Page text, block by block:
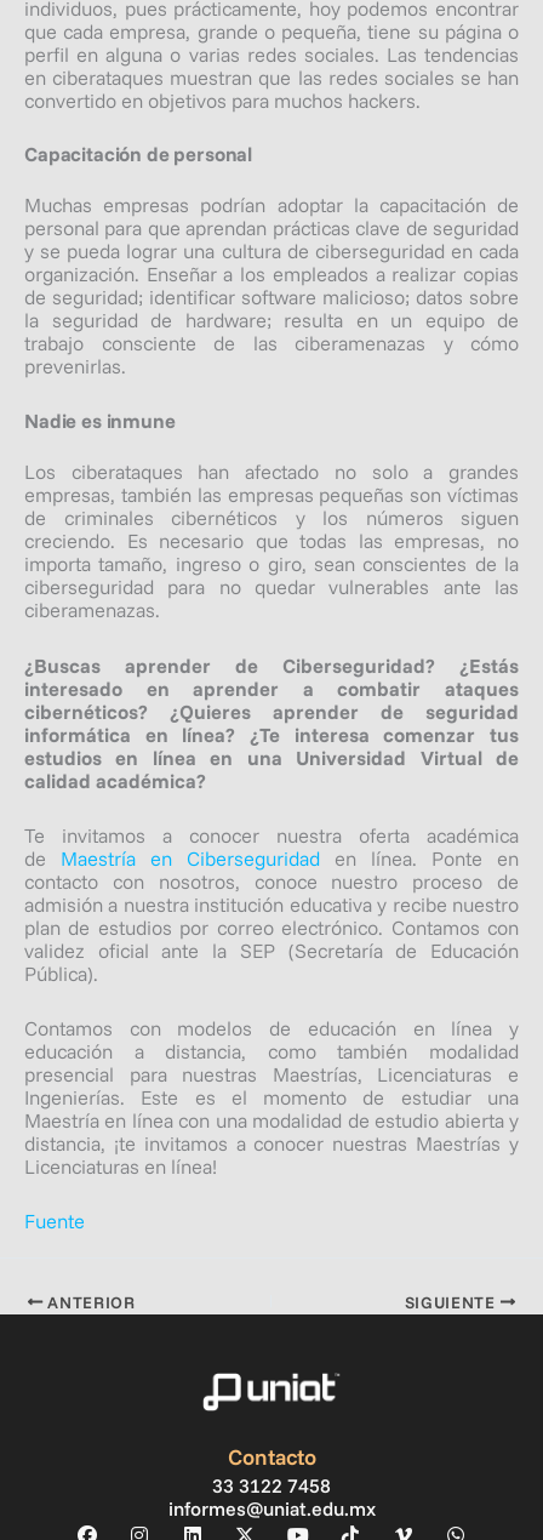
individuos, pues prácticamente, hoy podemos encontrar
que cada empresa, grande o pequeña, tiene su página o
perfil en alguna o varias redes sociales. Las tendencias
en ciberataques muestran que las redes sociales se han
convertido en objetivos para muchos hackers.
Capacitación de personal
Muchas empresas podrían adoptar la capacitación de
personal para que aprendan prácticas clave de seguridad
y se pueda lograr una cultura de ciberseguridad en cada
organización. Enseñar a los empleados a realizar copias
de seguridad; identificar software malicioso; datos sobre
la seguridad de hardware; resulta en un equipo de
trabajo consciente de las ciberamenazas y cómo
prevenirlas.
Nadie es inmune
Los ciberataques han afectado no solo a grandes
empresas, también las empresas pequeñas son víctimas
de criminales cibernéticos y los números siguen
creciendo. Es necesario que todas las empresas, no
importa tamaño, ingreso o giro, sean conscientes de la
ciberseguridad para no quedar vulnerables ante las
ciberamenazas.
¿Buscas aprender de Ciberseguridad? ¿Estás
interesado en aprender a combatir ataques
cibernéticos? ¿Quieres aprender de seguridad
informática en línea? ¿Te interesa comenzar tus
estudios en línea en una Universidad Virtual de
calidad académica?
Te invitamos a conocer nuestra oferta académica
de
Maestría en Ciberseguridad en línea.
Ponte en
contacto con nosotros, conoce nuestro proceso de
admisión a nuestra institución educativa y recibe nuestro
plan de estudios por correo electrónico. Contamos con
validez oficial ante la SEP (Secretaría de Educación
Pública).
Contamos con modelos de educación en línea y
educación a distancia, como también modalidad
presencial para nuestras Maestrías, Licenciaturas e
Ingenierías. Este es el momento de estudiar una
Maestría en línea con una modalidad de estudio abierta y
distancia, ¡te invitamos a conocer nuestras Maestrías y
Licenciaturas en línea!
Fuente
ANTERIOR SIGUIENTE
Contacto
33 3122 7458
informes@uniat.edu.mx